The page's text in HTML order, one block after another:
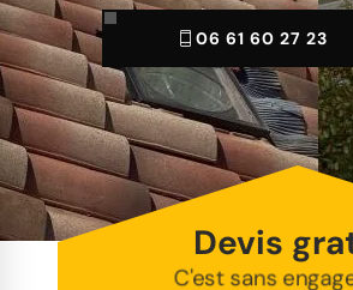
06 61 60 27 23
Devis
C'est sans